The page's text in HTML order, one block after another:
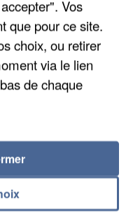
DÉROBÉES À
Vos
que pour ce site.
choix, ou retirer
via le lien
de chaque